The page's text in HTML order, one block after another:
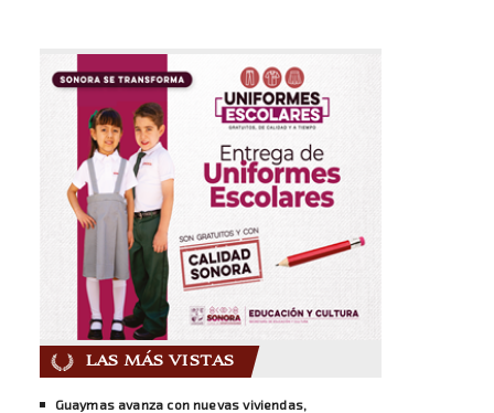
LAS MÁS VISTAS
Guaymas avanza con nuevas viviendas,